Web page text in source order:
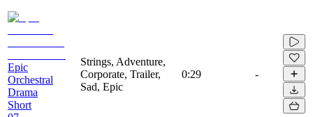
Epic
Orchestral
Drama
Short
Strings, Adventure,
Corporate, Trailer,
Sad, Epic
0:29 -